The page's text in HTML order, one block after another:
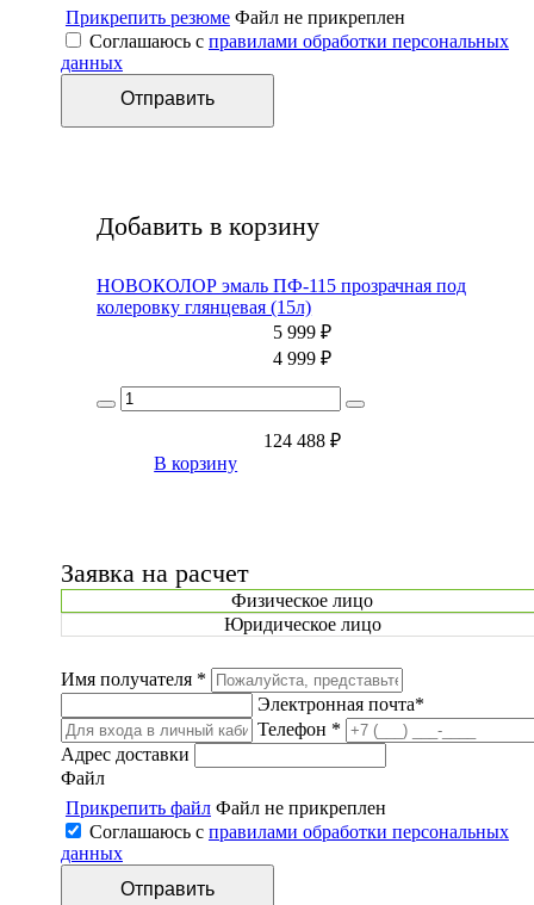
Прикрепить резюме Файл не прикреплен
Соглашаюсь с правилами обработки персональных
данных
Добавить в корзину
НОВОКОЛОР эмаль ПФ-115 прозрачная под
колеровку глянцевая (15л)
5 999 ₽
4 999 ₽
124 488 ₽
В корзину
Заявка на расчет
Физическое лицо
Юридическое лицо
Имя получателя *
Электронная почта*
Телефон *
Адрес доставки
Файл
Прикрепить файл Файл не прикреплен
Соглашаюсь с правилами обработки персональных
данных